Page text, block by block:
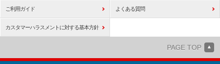
ご利用ガイド よくある質問
カスタマーハラスメントに対する基本方針
PAGE TOP